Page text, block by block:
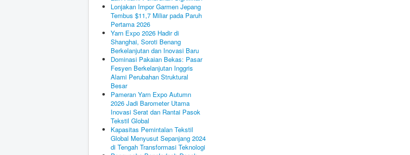
Lonjakan Impor Garmen Jepang
Tembus $11,7 Miliar pada Paruh
Pertama 2026
Yarn Expo 2026 Hadir di
Shanghai, Soroti Benang
Berkelanjutan dan Inovasi Baru
Dominasi Pakaian Bekas: Pasar
Fesyen Berkelanjutan Inggris
Alami Perubahan Struktural
Besar
Pameran Yarn Expo Autumn
2026 Jadi Barometer Utama
Inovasi Serat dan Rantai Pasok
Tekstil Global
Kapasitas Pemintalan Tekstil
Global Menyusut Sepanjang 2024
di Tengah Transformasi Teknologi